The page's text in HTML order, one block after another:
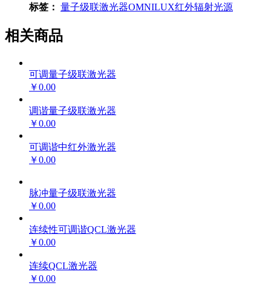
标签： 量子级联激光器OMNILUX红外辐射光源
相关商品
可调量子级联激光器
￥0.00
调谐量子级联激光器
￥0.00
可调谐中红外激光器
￥0.00
脉冲量子级联激光器
￥0.00
连续性可调谐QCL激光器
￥0.00
连续QCL激光器
￥0.00